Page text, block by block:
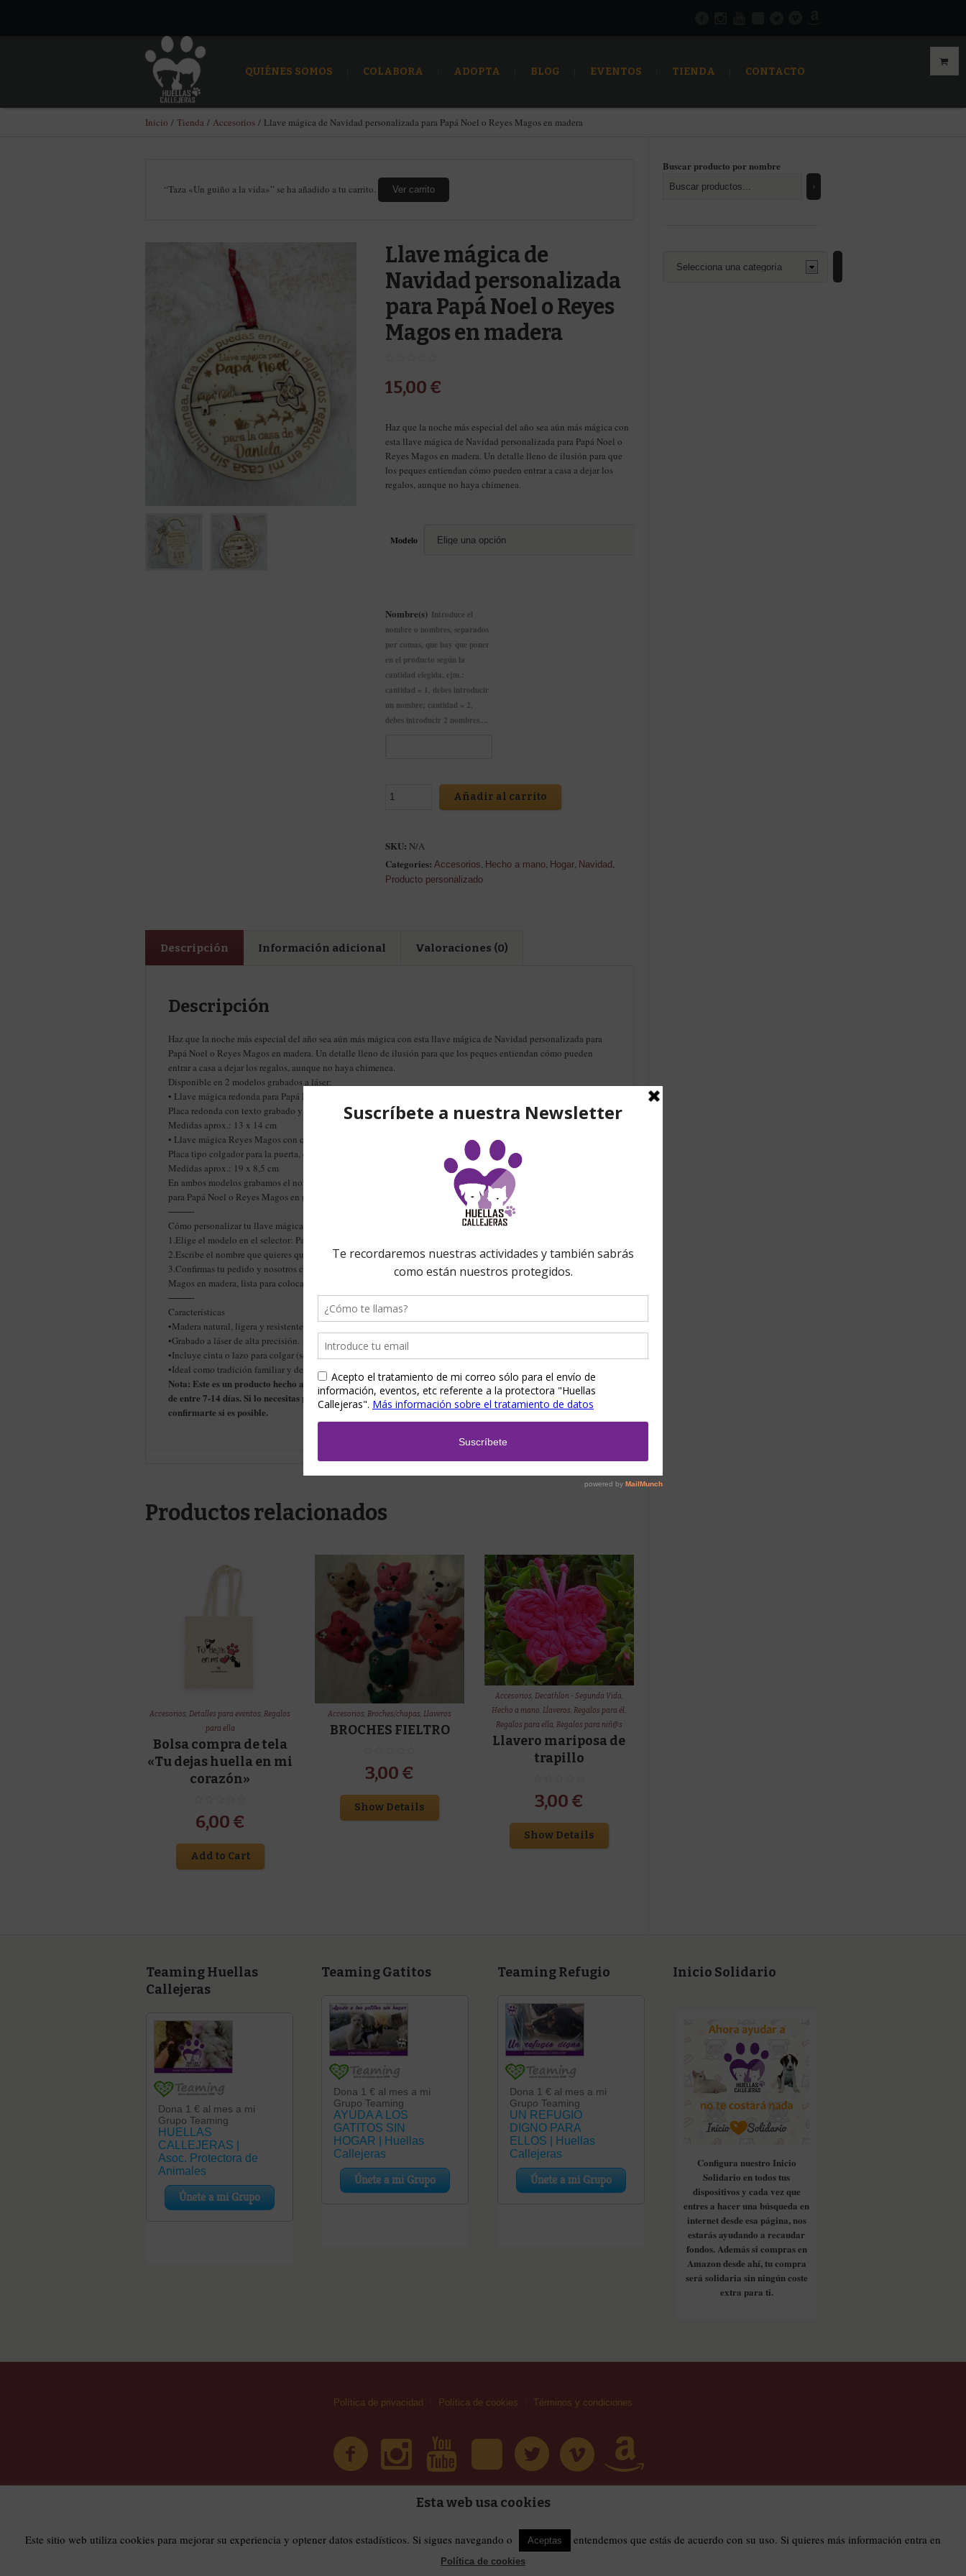
QUIÉNES SOMOS COLABORA ADOPTA BLOG EVENTOS TIENDA CONTACTO
Inicio / Tienda / Accesorios / Llave mágica de Navidad personalizada para Papá Noel o Reyes Magos en madera
“Taza «Un guiño a la vida»” se ha añadido a tu carrito. Ver carrito
Llave mágica de
Navidad personalizada
para Papá Noel o Reyes
Magos en madera
15,00 €
Haz que la noche más especial del año sea aún más mágica con
esta llave mágica de Navidad personalizada para Papá Noel o
Reyes Magos en madera. Un detalle lleno de ilusión para que
los peques entiendan cómo pueden entrar a casa a dejar los
regalos, aunque no haya chimenea.
Modelo
Nombre(s) Introduce el
nombre o nombres, separados
por comas, que hay que poner
en el producto según la
cantidad elegida, ejm.:
cantidad = 1, debes introducir
un nombre; cantidad = 2,
debes introducir 2 nombres....
Añadir al carrito
SKU: N/A
Categories: Accesorios Hecho a mano, Hogar, Navidad
Producto personalizado
Descripción Información adicional Valoraciones (0)
Descripción
Haz que la noche más especial del año sea aún más mágica con esta llave mágica de Navidad personalizada para
Papá Noel o Reyes Magos en madera. Un detalle lleno de ilusión para que los peques entiendan cómo pueden
entrar a casa a dejar los regalos, aunque no haya chimenea.
Disponible en 2 modelos grabados a láser:
• Llave mágica redonda para Papá Noel
Placa redonda con texto grabado y llave decorativa en el centro.
Medidas aprox.: 13 x 14 cm
• Llave mágica Reyes Magos con colgador de puerta
Placa tipo colgador para la puerta, con ilustración de los Reyes y llave independiente.
Medidas aprox.: 19 x 8,5 cm
En ambos modelos grabamos el nombre del niño o la niña, creando una llave mágica de Navidad personalizada
para Papá Noel o Reyes Magos en madera que podréis usar año tras año.
⸻
Cómo personalizar tu llave mágica
1.Elige el modelo en el selector: Papá Noel o Reyes Magos.
2.Escribe el nombre que quieres que aparezca grabado.
3.Confirmas tu pedido y nosotros creamos tu llave mágica de Navidad personalizada para Papá Noel o Reyes
Magos en madera, lista para colocar en la puerta o junto al árbol.
⸻
Características
•Madera natural, ligera y resistente.
•Grabado a láser de alta precisión.
•Incluye cinta o lazo para colgar (según modelo).
•Ideal como tradición familiar y detalle para la noche de Papá Noel o de Reyes.
Nota: Este es un producto hecho a mano con mucho amor por voluntari@s y tiene un periodo de preparación
de entre 7-14 días. Si lo necesitas para una fecha en concreto, por favor, contacta primero con nosotros para
confirmarte si es posible.
Productos relacionados
Accesorios,Detalles para eventos,Regalos
para ella
Bolsa compra de tela
«Tu dejas huella en mi
corazón»
6,00 €
Add to Cart
Accesorios,Broches/chapas,Llaveros
BROCHES FIELTRO
3,00 €
Show Details
Accesorios, Decathlon - Segunda Vida,
Hecho a mano,Llaveros,Regalos para él,
Regalos para ella, Regalos para niñ@s
Llavero mariposa de
trapillo
3,00 €
Show Details
Buscar producto por nombre
una
Teaming Huellas
Callejeras
Teaming Gatitos Teaming Refugio Inicio Solidario
Configura nuestro Inicio
Solidario en todos tus
dispositivos y cada vez que
entres a hacer una búsqueda en
internet desde esa página, nos
estarás ayudando a recaudar
fondos. Además si compras en
Amazon desde ahí, tu compra
será solidaria sin ningún coste
extra para ti.
Política de privacidad Política de cookies Términos y condiciones
Esta web usa cookies
Este sitio web utiliza cookies para mejorar su experiencia y optener datos estadísticos. Si sigues navegando o Aceptas entendemos que estás de acuerdo con su uso. Si quieres más información entra en
Política de cookies